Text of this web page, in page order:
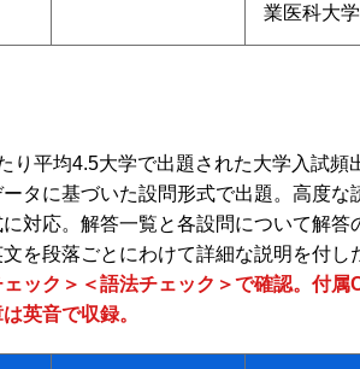
業医科大
り平均4.5大学で出題された大学入試
ータに基づいた設問形式で出題。高度
対応。解答一覧と各設問について解答
文を段落ごとにわけて詳細な説明を付し
ック＞＜語法チェック＞で確認。付
英音で収録。